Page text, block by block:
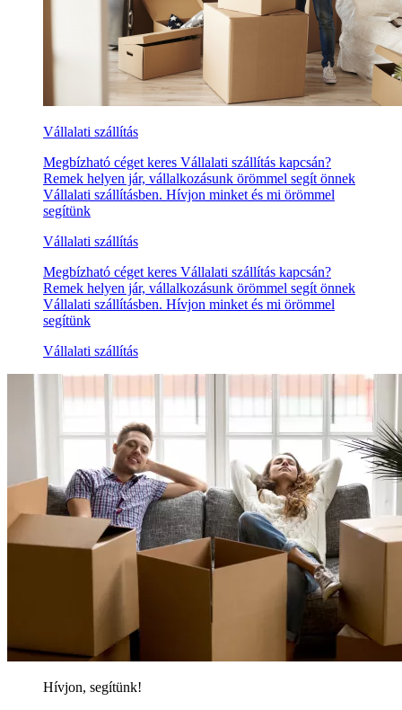
Vállalati szállítás
Megbízható céget keres Vállalati szállítás kapcsán?
Remek helyen jár, vállalkozásunk örömmel segít önnek
Vállalati szállításben. Hívjon minket és mi örömmel
segítünk
Vállalati szállítás
Megbízható céget keres Vállalati szállítás kapcsán?
Remek helyen jár, vállalkozásunk örömmel segít önnek
Vállalati szállításben. Hívjon minket és mi örömmel
segítünk
Vállalati szállítás
Hívjon, segítünk!